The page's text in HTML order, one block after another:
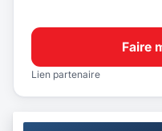
Faire
Lien partenaire